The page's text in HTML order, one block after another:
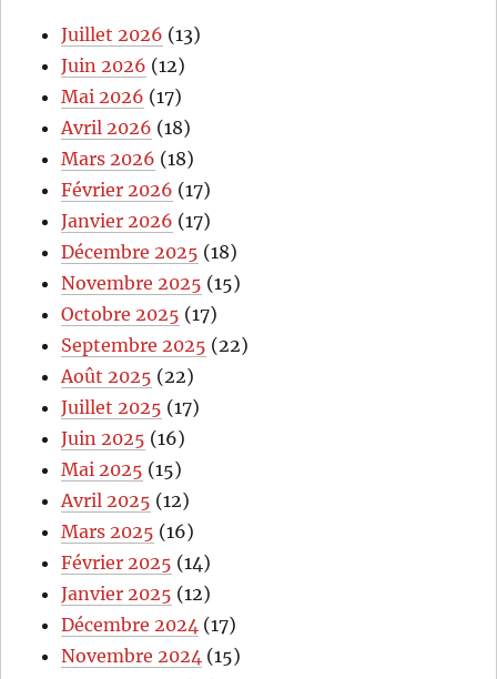
Juillet 2026 (13)
Juin 2026 (12)
Mai 2026 (17)
Avril 2026 (18)
Mars 2026 (18)
Février 2026 (17)
Janvier 2026 (17)
Décembre 2025 (18)
Novembre 2025 (15)
Octobre 2025 (17)
Septembre 2025 (22)
Août 2025 (22)
Juillet 2025 (17)
Juin 2025 (16)
Mai 2025 (15)
Avril 2025 (12)
Mars 2025 (16)
Février 2025 (14)
Janvier 2025 (12)
Décembre 2024 (17)
Novembre 2024 (15)